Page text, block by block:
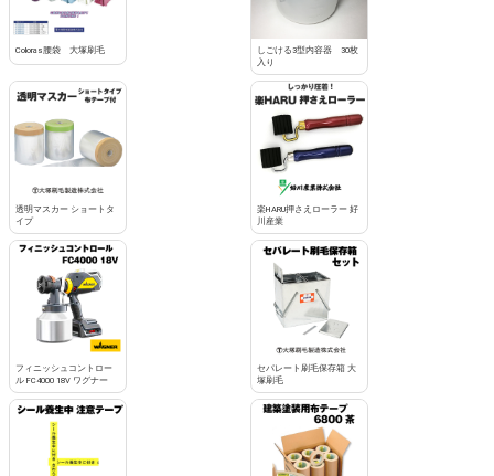
Coloras腰袋 大塚刷毛
しごける3型内容器 30枚
入り
透明マスカー ショートタ
イプ
楽HARU押さえローラー 好
川産業
フィニッシュコントロー
ル FC4000 18V ワグナー
セパレート刷毛保存箱 大
塚刷毛